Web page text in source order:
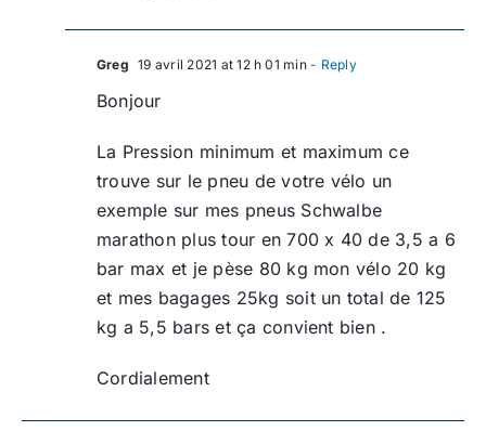
Greg 19 avril 2021 at 12 h 01 min- Reply
Bonjour
La Pression minimum et maximum ce
trouve sur le pneu de votre vélo un
exemple sur mes pneus Schwalbe
marathon plus tour en 700 x 40 de 3,5 a 6
bar max et je pèse 80 kg mon vélo 20 kg
et mes bagages 25kg soit un total de 125
kg a 5,5 bars et ça convient bien .
Cordialement